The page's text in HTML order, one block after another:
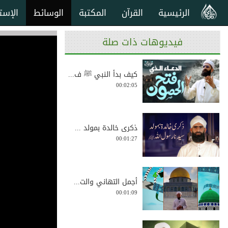
الوسائط المكتبة القرآن الرئيسية
فيديوهات ذات صلة
كيف بدأ النبي ﷺ ف...
00:02:05
ذكرى خالدة بمولد ...
00:01:27
أجمل التهاني والت...
00:01:09